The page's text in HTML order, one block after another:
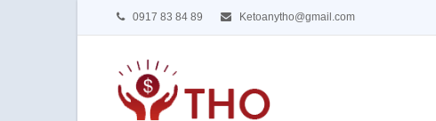
0917 83 84 89 Ketoanytho@gmail.com